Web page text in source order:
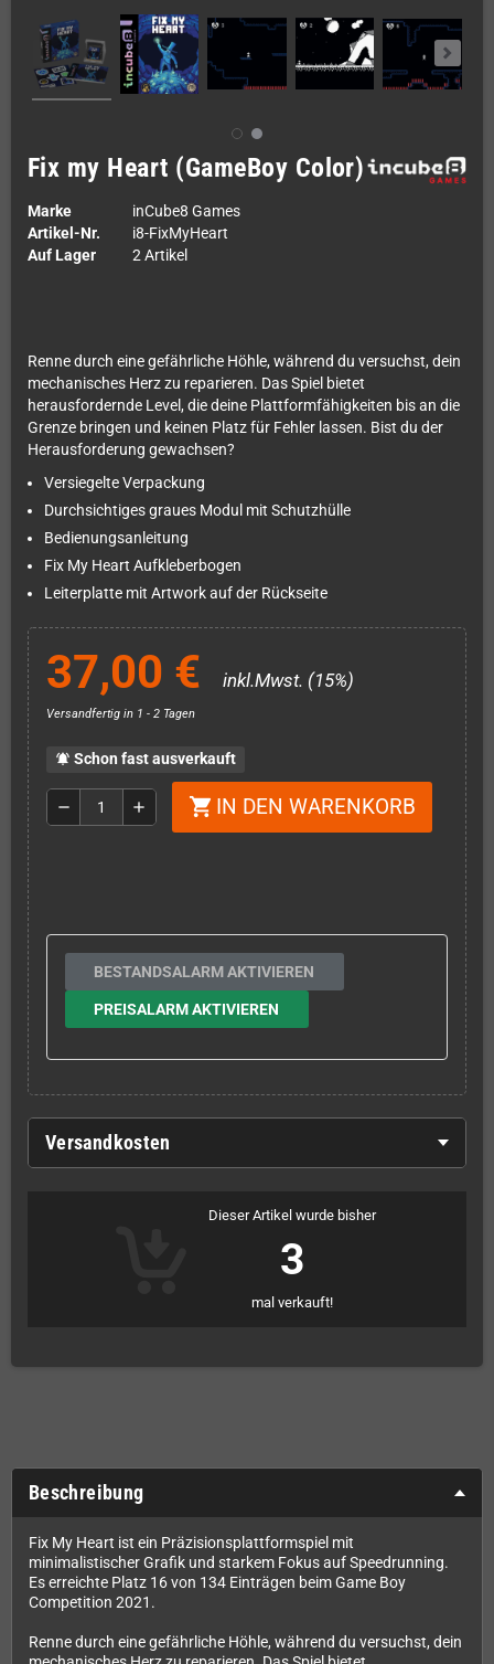
Fix my Heart (GameBoy Color)
Marke
inCube8 Games
Artikel-Nr.
i8-FixMyHeart
Auf Lager
2 Artikel
Renne durch eine gefährliche Höhle, während du versuchst, dein
mechanisches Herz zu reparieren. Das Spiel bietet
herausfordernde Level, die deine Plattformfähigkeiten bis an die
Grenze bringen und keinen Platz für Fehler lassen. Bist du der
Herausforderung gewachsen?
Versiegelte Verpackung
Durchsichtiges graues Modul mit Schutzhülle
Bedienungsanleitung
Fix My Heart Aufkleberbogen
Leiterplatte mit Artwork auf der Rückseite
37,00 € inkl.Mwst. (15%)
Versandfertig in 1 - 2 Tagen
notifications_active Schon fast ausverkauft
remove add shopping_cart IN DEN WARENKORB
BESTANDSALARM AKTIVIEREN
PREISALARM AKTIVIEREN
Versandkosten
Dieser Artikel wurde bisher
3
mal verkauft!
Beschreibung
Fix My Heart ist ein Präzisionsplattformspiel mit
minimalistischer Grafik und starkem Fokus auf Speedrunning.
Es erreichte Platz 16 von 134 Einträgen beim Game Boy
Competition 2021.
Renne durch eine gefährliche Höhle, während du versuchst, dein